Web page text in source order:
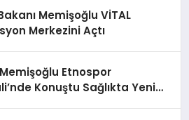
Memişoğlu VİTAL
Merkezini Açtı
Etnospor
Konuştu Sağlıkta Yeni